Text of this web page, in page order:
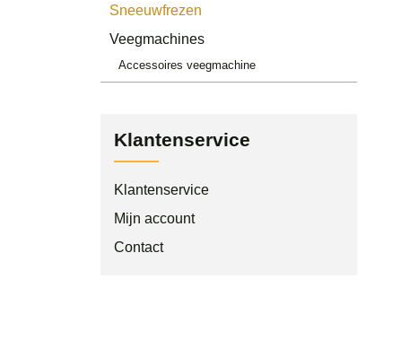
Sneeuwfrezen
Veegmachines
Accessoires veegmachine
Klantenservice
Klantenservice
Mijn account
Contact